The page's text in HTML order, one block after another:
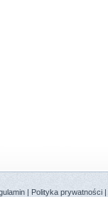
| Polityka prywatności |